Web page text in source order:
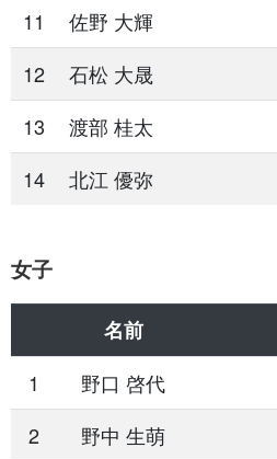
11
佐野 大輝
12
石松 大晟
13
渡部 桂太
14
北江 優弥
女子
名前
1
野口 啓代
2
野中 生萌